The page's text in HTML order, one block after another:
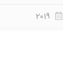
2019